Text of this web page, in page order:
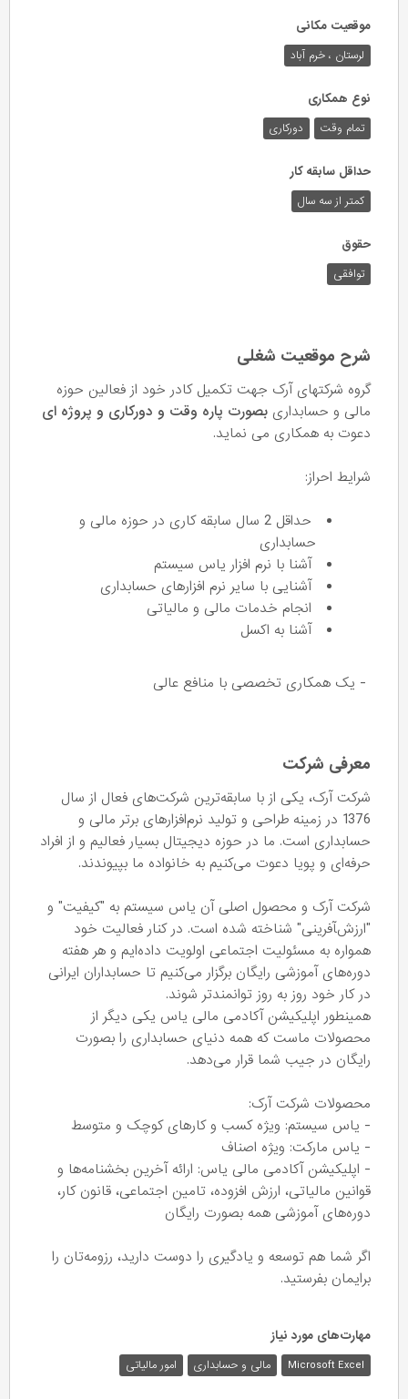
موقعیت مکانی
لرستان ، خرم آباد
نوع همکاری
تمام وقت دورکاری
حداقل سابقه کار
کمتر از سه سال
حقوق
توافقی
شرح موقعیت شغلی
گروه شرکتهای آرک جهت تکمیل کادر خود از فعالین حوزه
مالی و حسابداری بصورت پاره وقت و دورکاری و پروژه ای
دعوت به همکاری می نماید.
شرایط احراز:
حداقل 2 سال سابقه کاری در حوزه مالی و
حسابداری
آشنا با نرم افزار یاس سیستم
آشنایی با سایر نرم افزارهای حسابداری
انجام خدمات مالی و مالیاتی
آشنا به اکسل
- یک همکاری تخصصی با منافع عالی
معرفی شرکت
شرکت آرک، یکی از با سابقه‌ترین شرکت‌های فعال از سال
1376 در زمینه طراحی و تولید نرم‌افزارهای برتر مالی و
حسابداری است. ما در حوزه دیجیتال بسیار فعالیم و از افراد
حرفه‌ای و پویا دعوت می‌کنیم به خانواده ما بپیوندند.
شرکت آرک و محصول اصلی آن یاس سیستم به "کیفیت" و
"ارزش‌‍آفرینی" شناخته شده‌ است. در کنار فعالیت خود
همواره به مسئولیت اجتماعی اولویت داده‌ایم و هر هفته
دوره‌های آموزشی رایگان برگزار می‌کنیم تا حسابداران ایرانی
در کار خود روز به روز توانمندتر شوند.
همینطور اپلیکیشن آکادمی مالی یاس یکی دیگر از
محصولات ماست که همه دنیای حسابداری را بصورت
رایگان در جیب شما قرار می‌دهد.
محصولات شرکت آرک:
- یاس سیستم: ویژه کسب و کارهای کوچک و متوسط
- یاس مارکت: ویژه اصناف
- اپلیکیشن آکادمی مالی یاس: ارائه آخرین بخشنامه‌ها و
قوانین مالیاتی، ارزش افزوده، تامین اجتماعی، قانون کار،
دوره‌های آموزشی همه بصورت رایگان
اگر شما هم توسعه و یادگیری را دوست دارید، رزومه‌تان را
برایمان بفرستید.
مهارت‌های مورد نیاز
Microsoft Excel مالی و حسابداری امور مالیاتی